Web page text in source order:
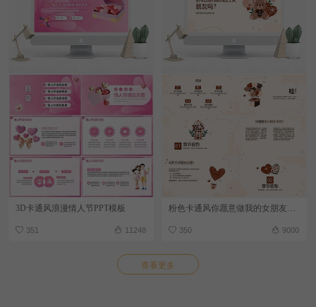
3D卡通风浪漫情人节PPT模板
351 11248
粉色卡通风你愿意做我的女朋友吗PPT模板
350 9000
查看更多